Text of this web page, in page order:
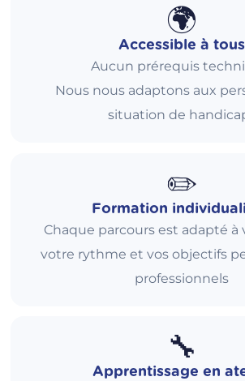
🌍
Accessible à tous
Aucun prérequis
Nous nous adaptons aux
situation de
✏️
Formation
Chaque parcours est adapté à
votre rythme et vos objectifs
professionnels
🔧
Apprentissage en